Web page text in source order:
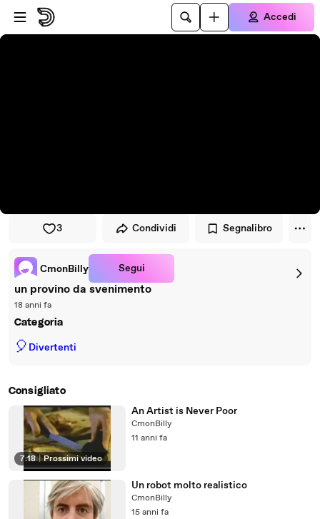
Vai al lettore
Passa al contenuto principale
Accedi
3 Condividi Segnalibro
CmonBilly Segui
un provino da svenimento
18 anni fa
Categoria
🎈 Divertenti
Consigliato
7:18 | Prossimi video
An Artist is Never Poor
CmonBilly
11 anni fa
Un robot molto realistico
CmonBilly
15 anni fa